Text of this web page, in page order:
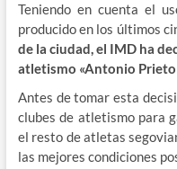
Teniendo en cuenta el
producido en los últimos
de la ciudad, el IMD ha
atletismo «Antonio
Antes de tomar esta
clubes de atletismo para
el resto de atletas
las mejores condiciones